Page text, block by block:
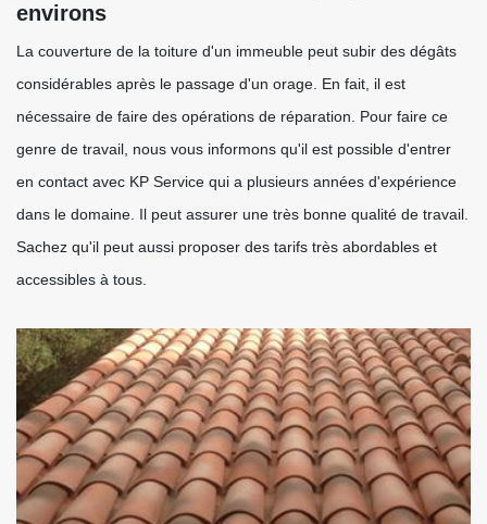
environs
La couverture de la toiture d'un immeuble peut subir des dégâts
considérables après le passage d'un orage. En fait, il est
nécessaire de faire des opérations de réparation. Pour faire ce
genre de travail, nous vous informons qu'il est possible d'entrer
en contact avec KP Service qui a plusieurs années d'expérience
dans le domaine. Il peut assurer une très bonne qualité de travail.
Sachez qu'il peut aussi proposer des tarifs très abordables et
accessibles à tous.